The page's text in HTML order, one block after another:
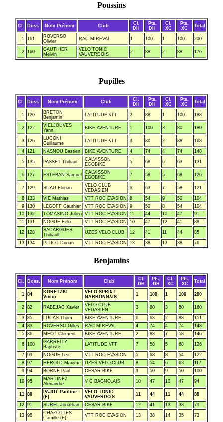
Poussins
Cl. Doss. Nom Prénom Club
Cl.
DH
Pts.
DH
Cl.
XC
Pts.
XC
Total
1 161
ROVERSO
Olivier
RAC MIREVAL 1 100 1 100 200
2 160
GAUTHIER
Melvin
VELO TONIC
VAUVERDOIS
2 88 2 88 176
Pupilles
Cl. Doss. Nom Prénom Club
Cl.
DH
Pts.
DH
Cl.
XC
Pts.
XC
Total
1 120
BRETON
Benjamin
LATITUDE VTT 2 88 1 100 188
2 122
VIELJOUVES
Yann
BIKE AVENTURE 1 100 3 80 180
3 126
LUCONI
Guillaume
LATITUDE VTT 3 80 2 88 168
4 121 NASNOU Bastien BIKE AVENTURE 4 74 4 74 148
5 135 PASSET Thibaut
CALVISSON
EGOBIKE
5 68 6 63 131
6 127 ESTEBAN Samuel
CALVISSON
EGOBIKE
7 58 5 68 126
7 129 SUAU Florian
VELO CLUB
VEDASIEN
6 63 7 58 121
8 133 VIE Mathias VTT ROC EVASION 8 54 9 50
104
9 130 LEGOFF Gauthier VTT ROC EVASION 9 50 8 54
104
10 132 TOMASINO Julien VTT ROC EVASION 11 44 10 47
91
11
131 NOGUE Felix VTT ROC EVASION 10 47 12 41 88
12 128
SADARGUES
Thibault
UZES VELO CLUB 12 41 11 44 85
13 134 PITIOT Dorian VTT ROC EVASION 13 38 13 38 76
Benjamins
Cl. Doss. Nom Prénom Club
Cl.
DH
Pts.
DH
Cl.
XC
Pts.
XC
Total
1 84
KORETZKI
Victor
VELO SPRINT
NARBONNAIS
1 100 1 100 200
2 82 RABEJAC Xavier
VELO CLUB
VEDASIEN
3 80 3 80 160
3 85 LUCAS Thom BIKE AVENTURE 6 63 2 88
151
4 83 ROVERSO Gilles RAC MIREVAL 4 74 4 74
148
5 86 MEOT Clement BIKE AVENTURE 2 88 7 58 146
6 100
GARRELLY
Baptiste
LATITUDE VTT 7 58 5 68 126
7 99 NOGUE Leo VTT ROC EVASION 5 68 8 54
122
8 97 HEROLD Maxime UZES VELO CLUB 8 54 6 63
117
9 94 BORNE Paul CESAR BIKE 9 50 9 50 100
10 95
MARTINEZ
Alexandre
V C BAGNOLAIS 10 47 10 47 94
11 80
PAJOT Pauline
(F)
VELO TONIC
VAUVERDOIS
11 44 11 44 88
12 91 SUREL Jonathan CESAR BIKE 12 41 13 38 79
13 98
CHAZOTTES
Camille (F)
VTT ROC EVASION 13 38 14 35 73